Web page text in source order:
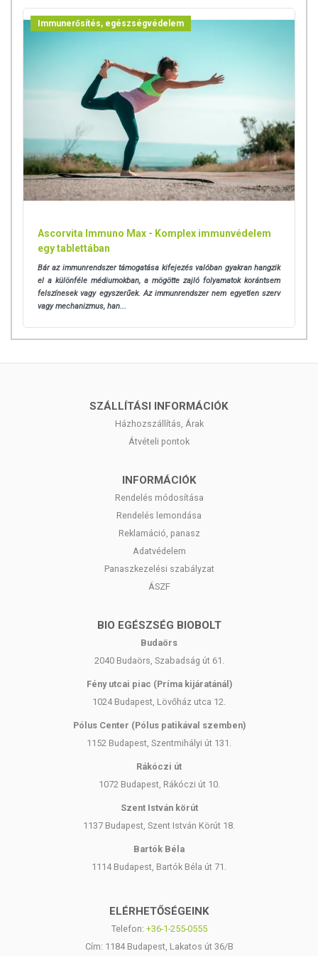
származó TM 84M nátriumszegény ásványi anyagok fogyasztásával a
szervezet hozzájut a szükséges ásványi anyagokhoz.
A Trace Minerals 84M jótékony hatásai:
Biztosítja a szervezet számára legfontosabb ionokat: nátriumot,
káliumot, magnéziumot, kloridot, szulfátot és foszfátot.
Segíti a koncentrációt, javítja az állóképességet és az általános
vitalitást.
Nagy segítséget nyújt bármilyen méregtelenítő kúránál.
Javíthatja a mentális közérzetet az ásványi anyagok kiegészítő
használatával.
Minden gyógynövény vagy gyógynövény kombináció hatását
fokozza az ásványi anyagok hozzáadása.
megfelelően ásványi anyagok nélkül.
Kiváló segítséget nyújt ízületi problémák esetén is.
Az ásványi anyagok fontos szerepet játszanak a csontok és
fogak sűrűségének és keménységének megőrzésében,
valamint a fogszuvasodás megelőzésében.
Allergiások pozitív eredményekről számoltak be a fogyasztást
Felhasználási javaslat:2 kapszula naponta.
C-vitamin (L-aszkorbinsav), Flavin7 Bioflavonoid
complex (vörös szőlő mag-héj szárítmány, cirok mag-héj szárítmány,
héj szárítmány, almahéj szárítmány), Mineral Complex Pure Crystal
120TM (klorid, magnézium, szulfát, nátrium, kálium, bór, kalcium), D-
vitamin (kole-kalciferol), kapszula borítása: zselatin, színezék: titán-
Hatóanyag napi adagban 1 kapszula / 2 kapszula:
ebből rezveratrol: 0,08 mg / 0,16
D-vitamin: 50 µg (*2000 NE) / 100 µg (*4000 NE)
TOVÁBBI TUDNIVALÓK
Száraz, hűvös helyen tárolandó!
Minőségét megőrzi:a csomagoláson / terméken feltüntetett időpontig.
Crystal Pharma Kft.
Az oldalunkon található információkat folyamatosan frissítjük, és
törekszünk a pontosságra. Ugyanakkor felhívjuk a figyelmet, hogy a
összetétel- és allergén információkat is) kizárólag tájékoztató
jellegűek, a tényleges értékek eltérhetnek az élelmiszerek
természetéből adódóan. A legfrissebb, aktuális információkat a
Az étrend-kiegészítők az érvényben lévő európai uniós szabályozás
szerint élelmiszereknek minősülnek, amelyek a hagyományos étrend
kiegészítését szolgálják, és koncentrált formában tartalmaznak
Immunerősítés, egészségvédelem
Ascorvita Immuno Max - Komplex immunvédelem
egy tablettában
Bár az immunrendszer támogatása kifejezés valóban gyakran hangzik
el a különféle médiumokban, a mögötte zajló folyamatok korántsem
felszínesek vagy egyszerűek. Az immunrendszer nem egyetlen szerv
vagy mechanizmus, han...
SZÁLLÍTÁSI INFORMÁCIÓK
Házhozszállítás, Árak
Átvételi pontok
INFORMÁCIÓK
Rendelés módosítása
Rendelés lemondása
Reklamáció, panasz
Adatvédelem
Panaszkezelési szabályzat
ÁSZF
BIO EGÉSZSÉG BIOBOLT
Budaörs
2040 Budaörs, Szabadság út 61.
Fény utcai piac (Príma kijáratánál)
1024 Budapest, Lövőház utca 12.
Pólus Center (Pólus patikával szemben)
1152 Budapest, Szentmihályi út 131.
Rákóczi út
1072 Budapest, Rákóczi út 10.
Szent István körút
1137 Budapest, Szent István Körút 18.
Bartók Béla
1114 Budapest, Bartók Béla út 71.
ELÉRHETŐSÉGEINK
Telefon: +36-1-255-0555
Cím: 1184 Budapest, Lakatos út 36/B